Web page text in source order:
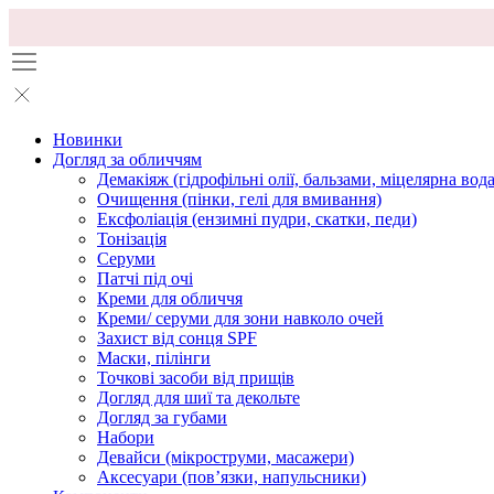
Новинки
Догляд за обличчям
Демакіяж (гідрофільні олії, бальзами, міцелярна
Очищення (пінки, гелі для вмивання)
Ексфоліація (ензимні пудри, скатки, педи)
Тонізація
Серуми
Патчі під очі
Креми для обличчя
Креми/ серуми для зони навколо очей
Захист від сонця SPF
Маски, пілінги
Точкові засоби від прищів
Догляд для шиї та декольте
Догляд за губами
Набори
Девайси (мікроструми, масажери)
Аксесуари (повʼязки, напульсники)